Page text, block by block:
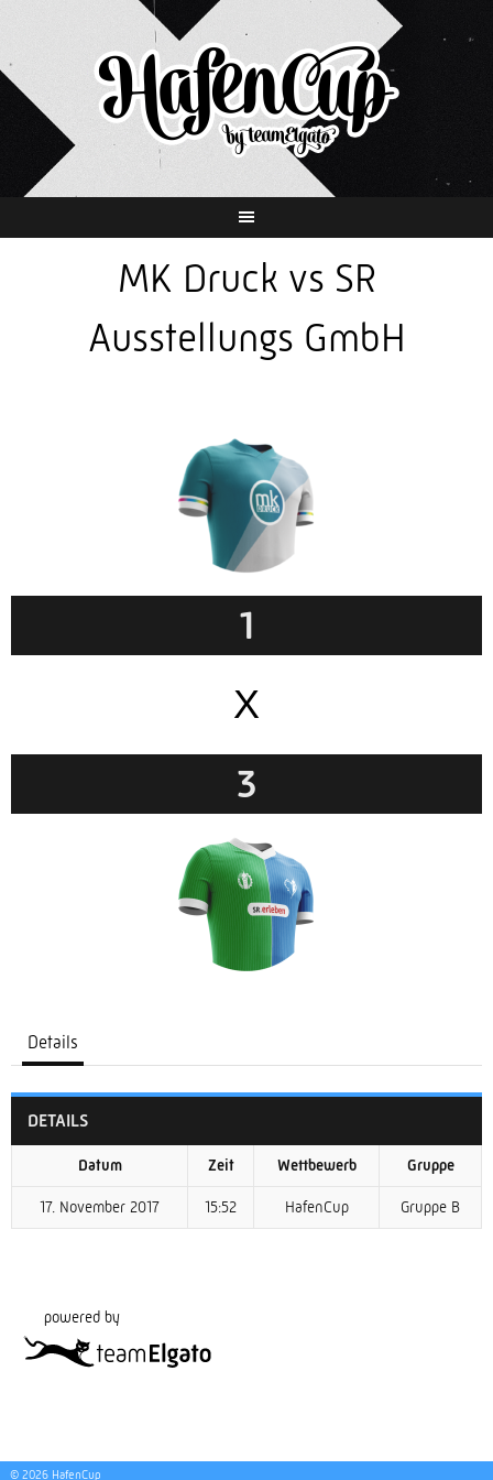
Inhalt
MK Druck vs SR
Ausstellungs GmbH
1
X
3
Details
DETAILS
Datum Zeit Wettbewerb Gruppe
17. November 2017 15:52 HafenCup Gruppe B
powered by
© 2026 HafenCup